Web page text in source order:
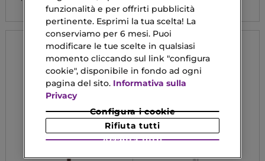
funzionalità e per offrirti pubblicità
pertinente. Esprimi la tua scelta! La
conserviamo per 6 mesi. Puoi
modificare le tue scelte in qualsiasi
momento cliccando sul link "configura
cookie", disponibile in fondo ad ogni
pagina del sito. Informativa sulla
Privacy
Configura i cookie
Rifiuta tutti
Accetta tutti